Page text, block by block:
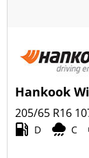
Hankook
205/65 R16
D C